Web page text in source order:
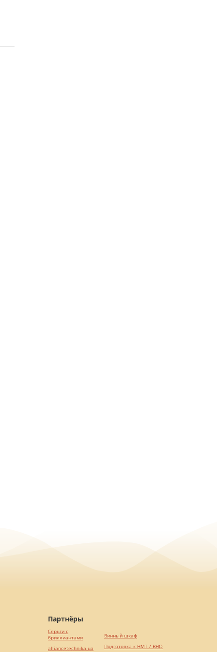
Партнёры
Серьги с
бриллиантами
alliancetechnika.ua
Винный шкаф
Подготовка к НМТ / ВНО